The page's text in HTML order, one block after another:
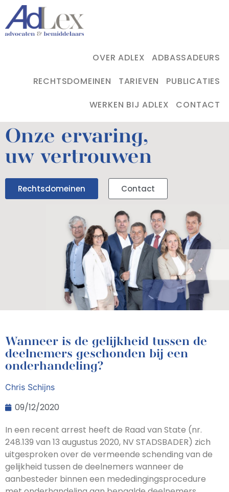
OVER ADLEX
ADBASSADEURS
RECHTSDOMEINEN
TARIEVEN
PUBLICATIES
WERKEN BIJ ADLEX
CONTACT
Onze ervaring,
uw vertrouwen
Rechtsdomeinen Contact
Wanneer is de gelijkheid tussen de
deelnemers geschonden bij een
onderhandeling?
Chris Schijns
09/12/2020
In een recent arrest heeft de Raad van State (nr.
248.139 van 13 augustus 2020, NV STADSBADER) zich
uitgesproken over de vermeende schending van de
gelijkheid tussen de deelnemers wanneer de
aanbesteder binnen een mededingingsprocedure